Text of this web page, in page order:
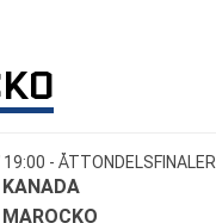
- ÅTTONDELSFINALER
KANADA
MAROCKO